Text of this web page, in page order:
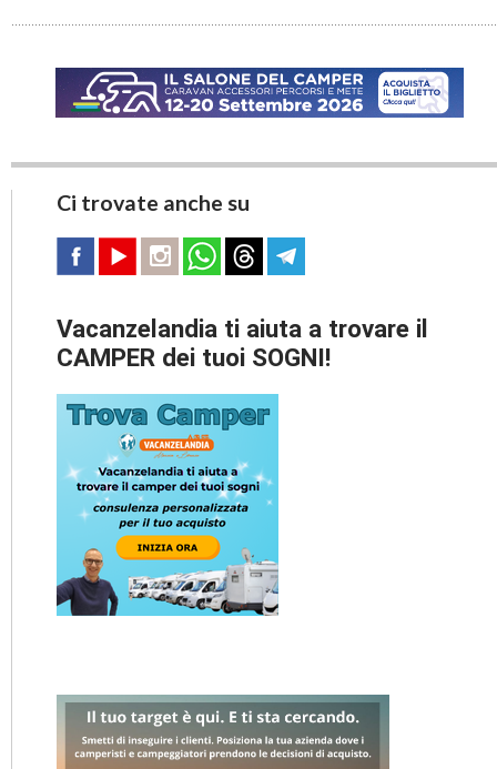
Ci trovate anche su
Vacanzelandia ti aiuta a trovare il
CAMPER dei tuoi SOGNI!